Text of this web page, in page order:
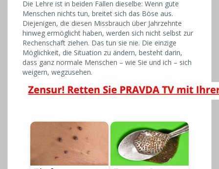
Die Lehre ist in beiden Fällen dieselbe: Wenn gute
Menschen nichts tun, breitet sich das Böse aus.
Diejenigen, die diesen Missbrauch über Jahrzehnte
hinweg ermöglicht haben, werden sich nicht selbst zur
Rechenschaft ziehen. Das tun sie nie. Die einzige
Möglichkeit, die Situation zu ändern, besteht darin,
dass ganz normale Menschen – wie Sie und ich – sich
weigern, wegzusehen.